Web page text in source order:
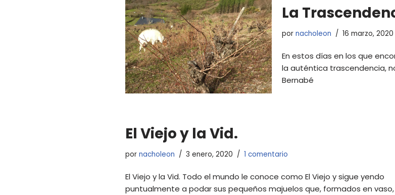
La
por nacholeon 16 marzo, 2020
En estos días en los que
la auténtica trascendencia,
Bernabé
El Viejo y la Vid.
pornacholeon 3 enero, 2020 1 comentario
El Viejo y la Vid. Todo el mundo le conoce como El Viejo y sigue yendo
puntualmente a podar sus pequeños majuelos que, formados en vaso,